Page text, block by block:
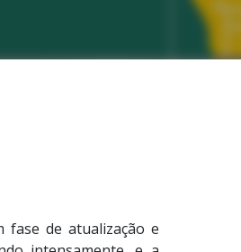
fase de atualização e